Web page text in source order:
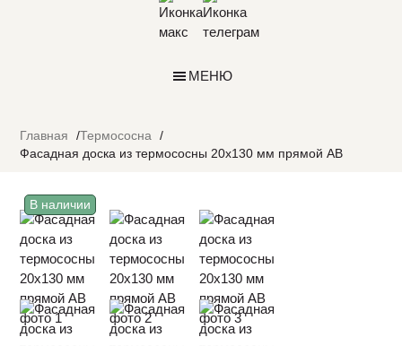
МЕНЮ
Главная
Термососна
Фасадная доска из термососны 20х130 мм прямой АВ
В наличии